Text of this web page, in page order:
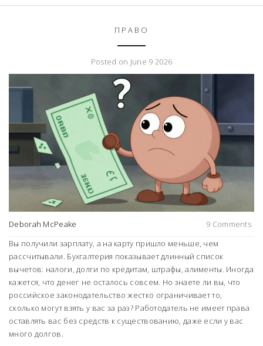
ПРАВО
Posted on June 9 2026
Deborah McPeake
9 Comments
Вы получили зарплату, а на карту пришло меньше, чем
рассчитывали. Бухгалтерия показывает длинный список
вычетов: налоги, долги по кредитам, штрафы, алименты. Иногда
кажется, что денег не осталось совсем. Но знаете ли вы, что
российское законодательство жестко ограничивает то,
сколько могут взять у вас за раз? Работодатель не имеет права
оставлять вас без средств к существованию, даже если у вас
много долгов.